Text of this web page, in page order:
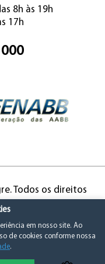
8h às 19h
17h
Todos os direitos
em nosso site. Ao
de cookies conforme nossa
.